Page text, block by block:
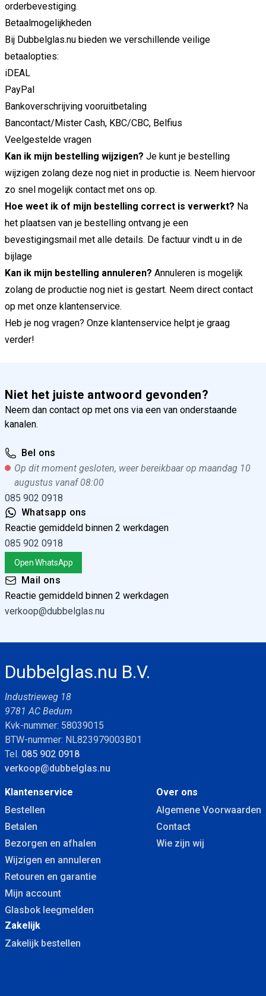
orderbevestiging.
Betaalmogelijkheden
Bij Dubbelglas.nu bieden we verschillende veilige
betaalopties:
iDEAL
PayPal
Bankoverschrijving vooruitbetaling
Bancontact/Mister Cash, KBC/CBC, Belfius
Veelgestelde vragen
Kan ik mijn bestelling wijzigen? Je kunt je bestelling
wijzigen zolang deze nog niet in productie is. Neem hiervoor
zo snel mogelijk contact met ons op.
Hoe weet ik of mijn bestelling correct is verwerkt? Na
het plaatsen van je bestelling ontvang je een
bevestigingsmail met alle details. De factuur vindt u in de
bijlage
Kan ik mijn bestelling annuleren? Annuleren is mogelijk
zolang de productie nog niet is gestart. Neem direct contact
op met onze klantenservice.
Heb je nog vragen? Onze klantenservice helpt je graag
verder!
Niet het juiste antwoord gevonden?
Neem dan contact op met ons via een van onderstaande
kanalen.
Bel ons
Op dit moment gesloten, weer bereikbaar op maandag 10
augustus vanaf 08:00
085 902 0918
Whatsapp ons
Reactie gemiddeld binnen 2 werkdagen
085 902 0918
Open WhatsApp
Mail ons
Reactie gemiddeld binnen 2 werkdagen
verkoop@dubbelglas.nu
Dubbelglas.nu B.V.
Industrieweg 18
9781 AC Bedum
Kvk-nummer: 58039015
BTW-nummer: NL823979003B01
Tel. 085 902 0918
verkoop@dubbelglas.nu
Klantenservice
Bestellen
Betalen
Bezorgen en afhalen
Wijzigen en annuleren
Retouren en garantie
Mijn account
Glasbok leegmelden
Over ons
Algemene Voorwaarden
Contact
Wie zijn wij
Zakelijk
Zakelijk bestellen